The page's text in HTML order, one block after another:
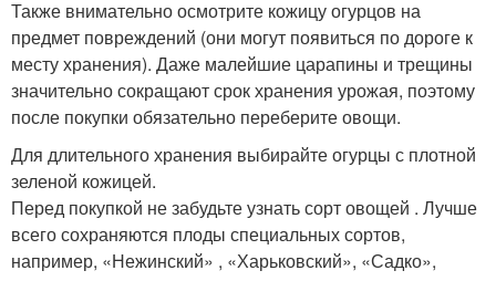
Также внимательно осмотрите кожицу огурцов на
предмет повреждений (они могут появиться по дороге к
месту хранения). Даже малейшие царапины и трещины
значительно сокращают срок хранения урожая, поэтому
после покупки обязательно переберите овощи.
Для длительного хранения выбирайте огурцы с плотной
зеленой кожицей.
Перед покупкой не забудьте узнать сорт овощей . Лучше
всего сохраняются плоды специальных сортов,
например, «Нежинский» , «Харьковский», «Садко»,